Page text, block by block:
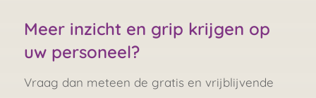
Meer inzicht en grip krijgen op
uw personeel?
Vraag dan meteen de gratis en vrijblijvende